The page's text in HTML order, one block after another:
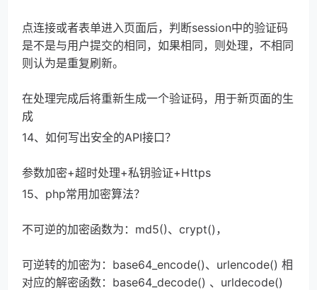
点连接或者表单进入页面后，判断session中的验证码
是不是与用户提交的相同，如果相同，则处理，不相同
则认为是重复刷新。
在处理完成后将重新生成一个验证码，用于新页面的生
成
14、如何写出安全的API接口？
参数加密+超时处理+私钥验证+Https
15、php常用加密算法？
不可逆的加密函数为：md5()、crypt()，
可逆转的加密为：base64_encode()、urlencode() 相
对应的解密函数：base64_decode() 、urldecode()